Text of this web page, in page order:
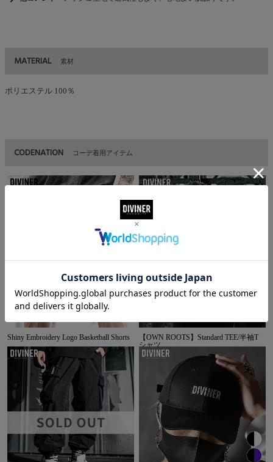
MATERIAL 素材
ポリエステル 100％
CODENATION コーデ着用アイテム
Shiny Embroidery Logo Basketball Shorts
【OWN ROOTS】Standard TEE/半袖T
シャツ